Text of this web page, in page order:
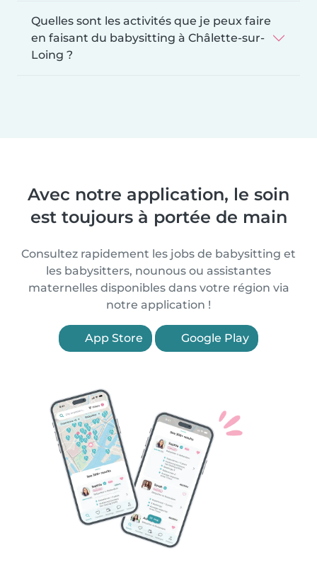
Quelles sont les activités que je peux faire
en faisant du babysitting à Châlette-sur-
Loing ?
Avec notre application, le soin
est toujours à portée de main
Consultez rapidement les jobs de babysitting et
les babysitters, nounous ou assistantes
maternelles disponibles dans votre région via
notre application !
App Store Google Play